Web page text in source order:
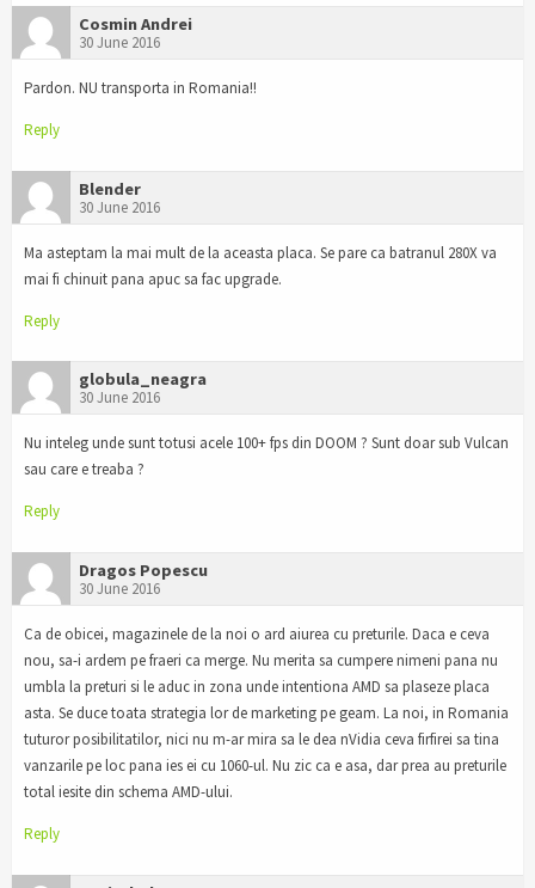
Cosmin Andrei
30 June 2016
Pardon. NU transporta in Romania!!
Reply
Blender
30 June 2016
Ma asteptam la mai mult de la aceasta placa. Se pare ca batranul 280X va
mai fi chinuit pana apuc sa fac upgrade.
Reply
globula_neagra
30 June 2016
Nu inteleg unde sunt totusi acele 100+ fps din DOOM ? Sunt doar sub Vulcan
sau care e treaba ?
Reply
Dragos Popescu
30 June 2016
Ca de obicei, magazinele de la noi o ard aiurea cu preturile. Daca e ceva
nou, sa-i ardem pe fraeri ca merge. Nu merita sa cumpere nimeni pana nu
umbla la preturi si le aduc in zona unde intentiona AMD sa plaseze placa
asta. Se duce toata strategia lor de marketing pe geam. La noi, in Romania
tuturor posibilitatilor, nici nu m-ar mira sa le dea nVidia ceva firfirei sa tina
vanzarile pe loc pana ies ei cu 1060-ul. Nu zic ca e asa, dar prea au preturile
total iesite din schema AMD-ului.
Reply